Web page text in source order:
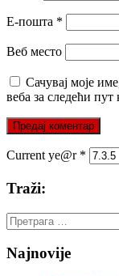
Е-пошта *
Веб место
Сачувај моје
веба за следећи
Current ye@r *
Traži:
Претрага
за:
Najnovije